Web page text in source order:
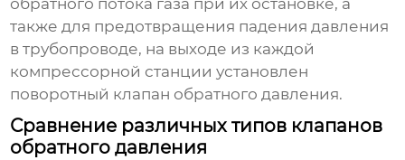
обратного потока газа при их остановке, а
также для предотвращения падения давления
в трубопроводе, на выходе из каждой
компрессорной станции установлен
поворотный клапан обратного давления.
Сравнение различных типов клапанов
обратного давления